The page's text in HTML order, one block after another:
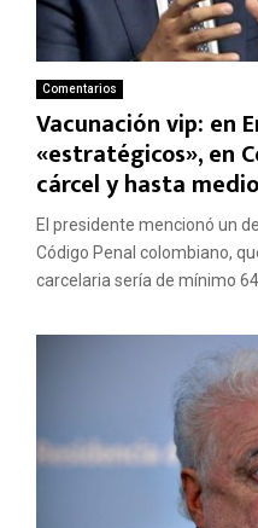
Comentarios
Vacunación vip: en
«estratégicos», en
cárcel y hasta
El presidente mencionó un
Código Penal colombiano,
carcelaria sería de mínimo